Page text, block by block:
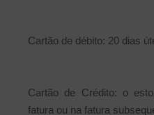
Cartão de débito: 20
Cartão de Crédito: o
fatura ou na